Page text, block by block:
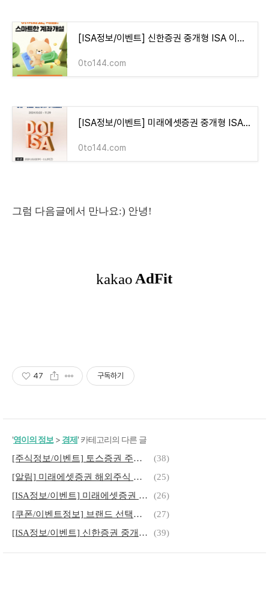
[ISA정보/이벤트] 신한증권 중개형 ISA 이벤트 (투자지원금까지!)
0to144.com
[ISA정보/이벤트] 미래에셋증권 중개형 ISA 이벤트 (최대 30만 원 투자지원금까지!)
0to144.com
그럼 다음글에서 만나요:) 안녕!
47 구독하기
'영이의 정보 > 경제' 카테고리의 다른 글
[주식정보/이벤트] 토스증권 주식 최대 100만 원 증정 이벤트
(38)
[알림] 미래에셋증권 해외주식 이벤트 신청하신 분! 확인해보세요
(25)
[ISA정보/이벤트] 미래에셋증권 중개형 ISA 이벤트 (최대 30만 원 투자지원금까지!)
(26)
[쿠폰/이벤트정보] 브랜드 선택하고 네이버페이 보너스 포인트 적립! (매일 오후 2시)
(27)
[ISA정보/이벤트] 신한증권 중개형 ISA 이벤트 (투자지원금까지!)
(39)